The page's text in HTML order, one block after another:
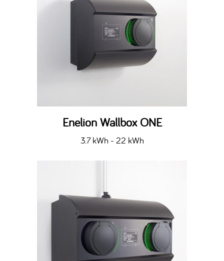
Enelion Wallbox ONE
3.7 kWh - 22 kWh